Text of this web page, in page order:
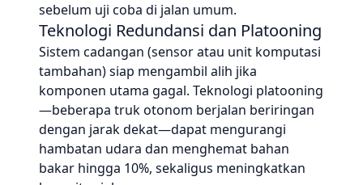
sebelum uji coba di jalan umum.
Teknologi Redundansi dan Platooning
Sistem cadangan (sensor atau unit komputasi
tambahan) siap mengambil alih jika
komponen utama gagal. Teknologi platooning
—beberapa truk otonom berjalan beriringan
dengan jarak dekat—dapat mengurangi
hambatan udara dan menghemat bahan
bakar hingga 10%, sekaligus meningkatkan